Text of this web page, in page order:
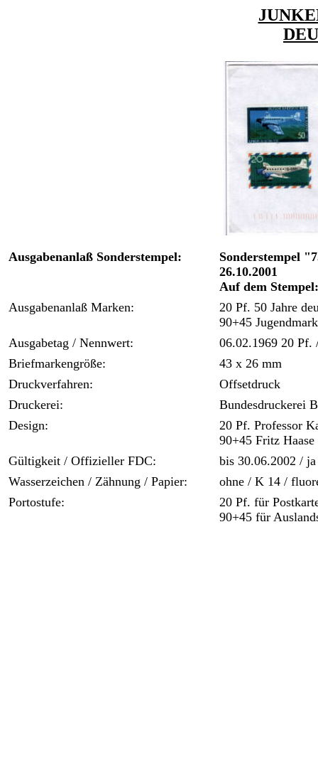
Ausgabenanlaß Sonderstempel:
Sonderstempel
26.10.2001
Auf dem
Ausgabenanlaß Marken:
20 Pf. 50 Jahre
90+45
Ausgabetag / Nennwert:
06.02.1969 20 Pf.
Briefmarkengröße:
43 x 26 mm
Druckverfahren:
Offsetdruck
Druckerei:
Bundesdruckerei
Design:
20 Pf. Professor
90+45 Fritz Haase
Gültigkeit / Offizieller FDC:
bis 30.06.2002 / ja
Wasserzeichen / Zähnung / Papier:
ohne / K 14 /
Portostufe:
20 Pf. für
90+45 für